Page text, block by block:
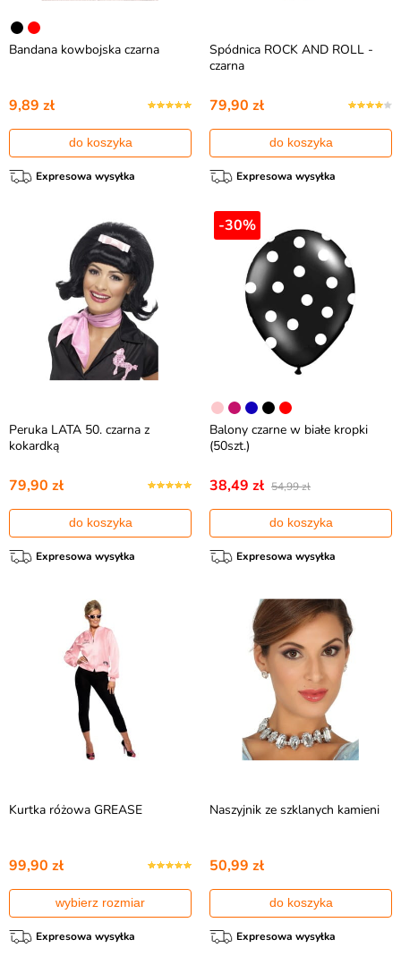
Bandana kowbojska czarna
9,89 zł
do koszyka
Expresowa wysyłka
Spódnica ROCK AND ROLL -
czarna
79,90 zł
do koszyka
Expresowa wysyłka
Peruka LATA 50. czarna z
kokardką
79,90 zł
do koszyka
Expresowa wysyłka
-30%
Balony czarne w białe kropki
(50szt.)
38,49 zł 54,99 zł
do koszyka
Expresowa wysyłka
Kurtka różowa GREASE
99,90 zł
wybierz rozmiar
Expresowa wysyłka
Naszyjnik ze szklanych kamieni
50,99 zł
do koszyka
Expresowa wysyłka